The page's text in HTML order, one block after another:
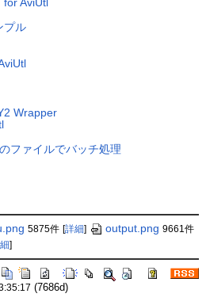
for AviUtl
プル
Wrapper
ファイルでバッチ処理
5875件 [詳細] output.png 9661件
]
(7686d)